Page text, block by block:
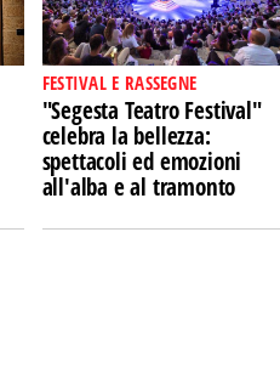
FESTIVAL E RASSEGNE
"Segesta Teatro Festival"
celebra la bellezza:
spettacoli ed emozioni
all'alba e al tramonto